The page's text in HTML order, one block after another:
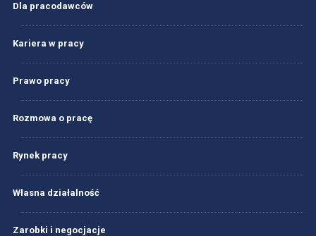
Dla pracodawców
Kariera w pracy
Prawo pracy
Rozmowa o pracę
Rynek pracy
Własna działalność
Zarobki i negocjacje